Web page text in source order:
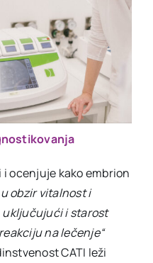
ocenjuje kako embrion
u obzir vitalnost i
uključujući i starost
na lečenje“
CATI leži